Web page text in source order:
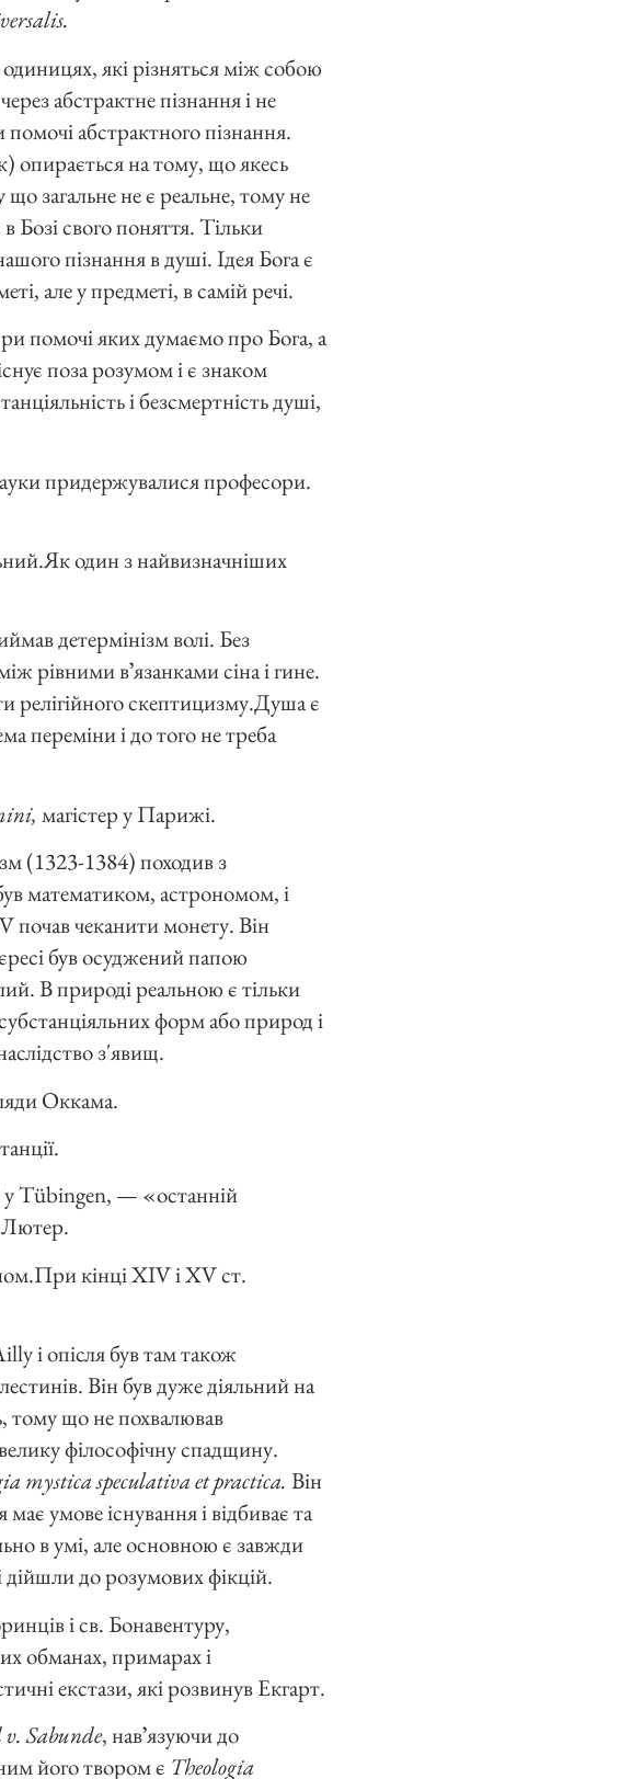
які різняться між собою
абстрактне пізнання і не
абстрактного пізнання.
опирається на тому, що якесь
загальне не є реальне, тому не
Бозі свого поняття. Тільки
пізнання в душі. Ідея Бога є
але у предметі, в самій речі.
помочі яких думаємо про Бога, а
поза розумом і є знаком
і безсмертність душі,
придержувалися професори.
один з найвизначніших
детермінізм волі. Без
рівними вʼязанками сіна і гине.
релігійного скептицизму.Душа є
переміни і до того не треба
магістер у Парижі.
(1323-1384) походив з
математиком, астрономом, і
почав чеканити монету. Він
був осуджений папою
В природі реальною є тільки
форм або природ і
з'явищ.
Оккама.
у Tübingen, — «останній
Лютер.
кінці XIV і XV ст.
і опісля був там також
Він був дуже діяльний на
тому що не похвалював
філософічну спадщину.
mystica speculativa et practica. Він
умове існування і відбиває та
в умі, але основною є завжди
дійшли до розумових фікцій.
і св. Бонавентуру,
обманах, примарах і
екстази, які розвинув Екгарт.
Sabunde, навʼязуючи до
його твором є Theologia